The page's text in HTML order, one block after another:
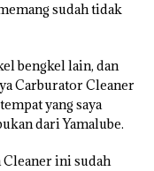
sudah tidak
bengkel lain, dan
Carburator Cleaner
yang saya
dari Yamalube.
Cleaner ini sudah